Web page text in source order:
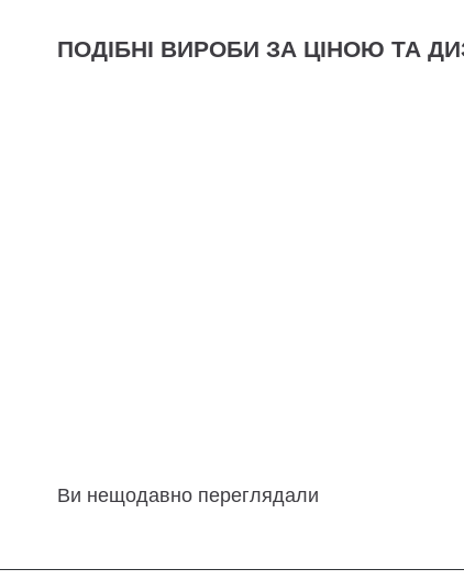
ПОДІБНІ ВИРОБИ ЗА ЦІНОЮ ТА
Ви нещодавно переглядали